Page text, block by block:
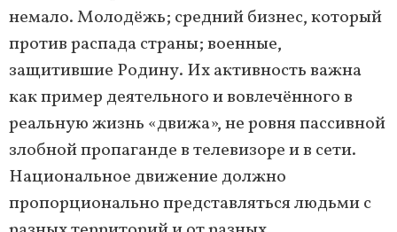
немало. Молодёжь; средний бизнес, который
против распада страны; военные,
защитившие Родину. Их активность важна
как пример деятельного и вовлечённого в
реальную жизнь «движа», не ровня пассивной
злобной пропаганде в телевизоре и в сети.
Национальное движение должно
пропорционально представляться людьми с